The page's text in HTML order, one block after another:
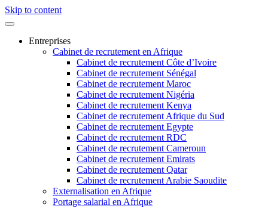
Skip to content
Entreprises
Cabinet de recrutement en Afrique
Cabinet de recrutement Côte d’Ivoire
Cabinet de recrutement Sénégal
Cabinet de recrutement Maroc
Cabinet de recrutement Nigéria
Cabinet de recrutement Kenya
Cabinet de recrutement Afrique du Sud
Cabinet de recrutement Egypte
Cabinet de recrutement RDC
Cabinet de recrutement Cameroun
Cabinet de recrutement Emirats
Cabinet de recrutement Qatar
Cabinet de recrutement Arabie Saoudite
Externalisation en Afrique
Portage salarial en Afrique